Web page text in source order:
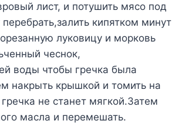
лист, и потушить мясо под
кипятком минут
луковицу и морковь
чеснок,
воды чтобы гречка была
накрыть крышкой и томить на
не станет мягкой.Затем
масла и перемешать.